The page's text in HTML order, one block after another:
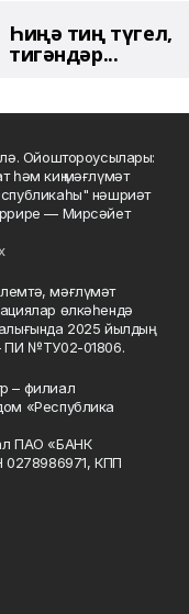
Һиңә тиң түгел,
тигәндәр...
Ойоштороусылары:
һәм киң мәғлүмәт
нәшриәт
— Мирсәйет
мәғлүмәт
өлкәһендә
2025 йылдың
ПИ №ТУ02-01806.
– филиал
«Республика
ПАО «БАНК
КПП